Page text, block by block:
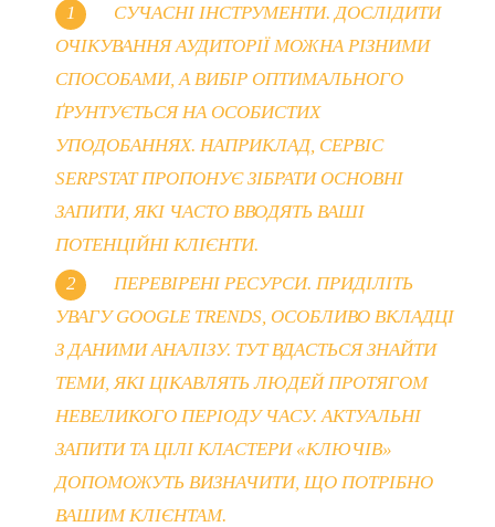
СУЧАСНІ ІНСТРУМЕНТИ. ДОСЛІДИТИ
ОЧІКУВАННЯ АУДИТОРІЇ МОЖНА РІЗНИМИ
СПОСОБАМИ, А ВИБІР ОПТИМАЛЬНОГО
ҐРУНТУЄТЬСЯ НА ОСОБИСТИХ
УПОДОБАННЯХ. НАПРИКЛАД, СЕРВІС
SERPSTAT ПРОПОНУЄ ЗІБРАТИ ОСНОВНІ
ЗАПИТИ, ЯКІ ЧАСТО ВВОДЯТЬ ВАШІ
ПОТЕНЦІЙНІ КЛІЄНТИ.
ПЕРЕВІРЕНІ РЕСУРСИ. ПРИДІЛІТЬ
УВАГУ GOOGLE TRENDS, ОСОБЛИВО ВКЛАДЦІ
З ДАНИМИ АНАЛІЗУ. ТУТ ВДАСТЬСЯ ЗНАЙТИ
ТЕМИ, ЯКІ ЦІКАВЛЯТЬ ЛЮДЕЙ ПРОТЯГОМ
НЕВЕЛИКОГО ПЕРІОДУ ЧАСУ. АКТУАЛЬНІ
ЗАПИТИ ТА ЦІЛІ КЛАСТЕРИ «КЛЮЧІВ»
ДОПОМОЖУТЬ ВИЗНАЧИТИ, ЩО ПОТРІБНО
ВАШИМ КЛІЄНТАМ.